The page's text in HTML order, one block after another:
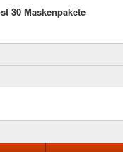
30 Maskenpakete